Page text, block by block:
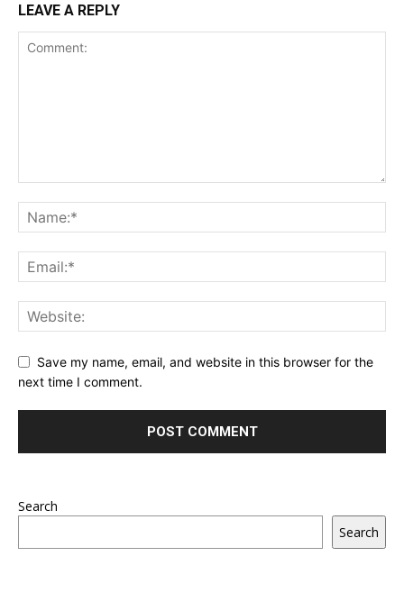
LEAVE A REPLY
Save my name, email, and website in this browser for the
next time I comment.
Search
Search